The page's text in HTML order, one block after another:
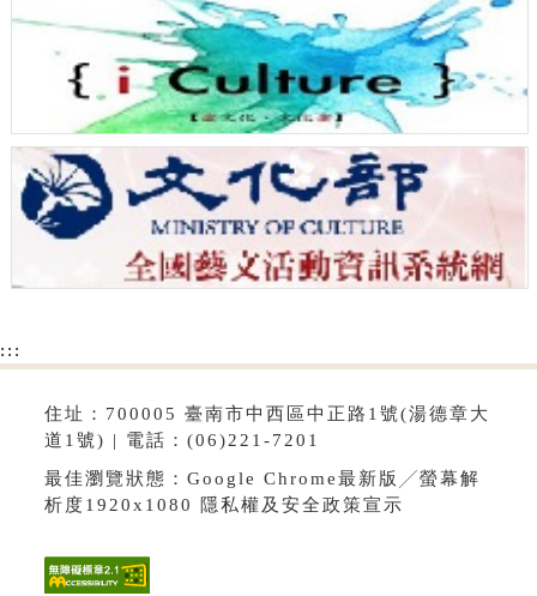
:::
住址：700005 臺南市中西區中正路1號(湯德章大
道1號) | 電話：(06)221-7201
最佳瀏覽狀態：Google Chrome最新版╱螢幕解
析度1920x1080 隱私權及安全政策宣示